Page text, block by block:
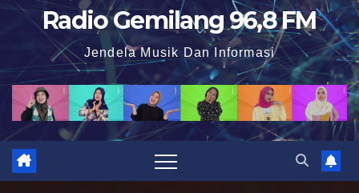
t
o
n
Radio Gemilang 96,8 FM
Jendela Musik Dan Informasi